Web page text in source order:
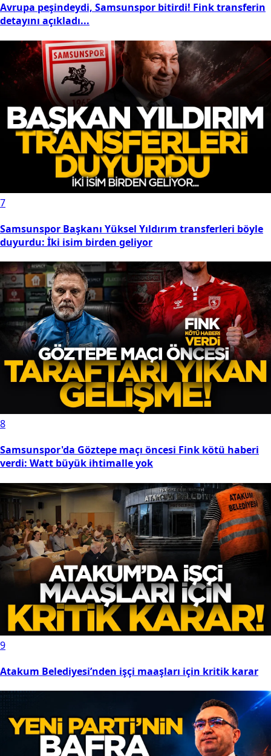
Avrupa peşindeydi, Samsunspor bitirdi! Fink transferin
detayını açıkladı...
7
Samsunspor Başkanı Yüksel Yıldırım transferleri böyle
duyurdu: İki isim birden geliyor
8
Samsunspor'da Göztepe maçı öncesi Fink kötü haberi
verdi: Watt büyük ihtimalle yok
9
Atakum Belediyesi’nden işçi maaşları için kritik karar